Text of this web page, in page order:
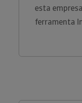
esta
ferramenta